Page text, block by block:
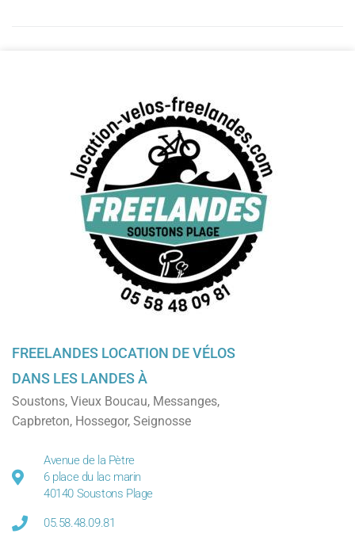
FREELANDES LOCATION DE VÉLOS
DANS LES LANDES À
Soustons, Vieux Boucau, Messanges,
Capbreton, Hossegor, Seignosse
Avenue de la Pètre
6 place du lac marin
40140 Soustons Plage
05.58.48.09.81